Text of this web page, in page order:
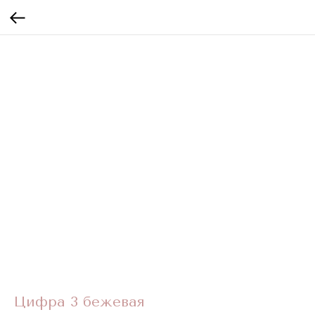
Цифра 3 бежевая